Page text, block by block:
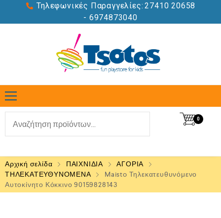
Τηλεφωνικές Παραγγελίες: 27410 20658
- 6974873040
0
Αρχική σελίδα ΠΑΙΧΝΙΔΙΑ
ΑΓΟΡΙΑ
ΤΗΛΕΚΑΤΕΥΘΥΝΟΜΕΝΑ
Maisto Τηλεκατευθυνόμενο
Αυτοκίνητο Κόκκινο 90159828143